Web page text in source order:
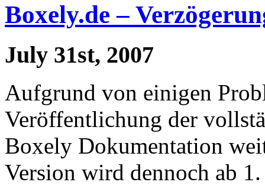
Boxely.de –
July 31st, 2007
Aufgrund von einigen
Veröffentlichung der
Boxely Dokumentation
Version wird dennoch ab